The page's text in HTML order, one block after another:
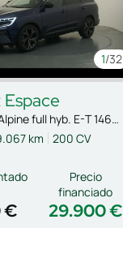
1/32
Espace
Tech. Esp. Alpine full hyb. E-T 146kW 5p
km 200 CV
€ 29.900 €
Precio
financiado